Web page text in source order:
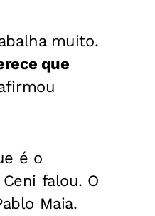
muito.
que
é o
falou. O
Maia.